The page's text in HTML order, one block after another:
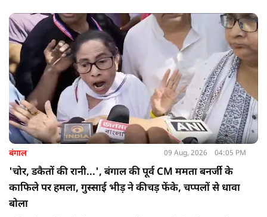
बंगाल 09 Aug, 2026 04:05 PM
'चोर, डकैतों की रानी...', बंगाल की पूर्व CM ममता बनर्जी के
काफिले पर हमला, गुस्साई भीड़ ने कीचड़ फेंके, चप्पलों से धावा
बोला